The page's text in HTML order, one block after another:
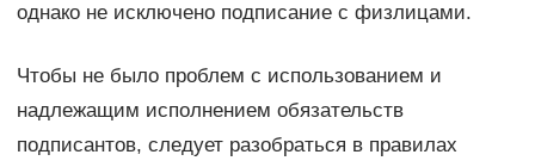
однако не исключено подписание с физлицами.
Чтобы не было проблем с использованием и
надлежащим исполнением обязательств
подписантов, следует разобраться в правилах